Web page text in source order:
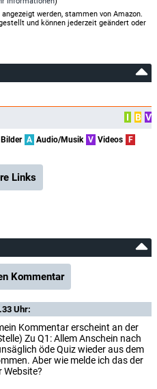
werden, stammen von Amazon.
und können jederzeit geändert oder
I B V
Bilder A Audio/Musik V Videos F
Links
Kommentar
Uhr:
Kommentar erscheint an der
Zu Q1: Allem Anschein nach
öde Quiz wieder aus dem
Aber wie melde ich das der
Website?